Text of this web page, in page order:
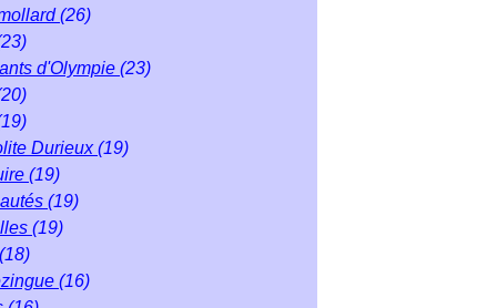
(26)
d'Olympie (23)
Durieux(19)
(19)
(19)
(19)
(18)
(16)